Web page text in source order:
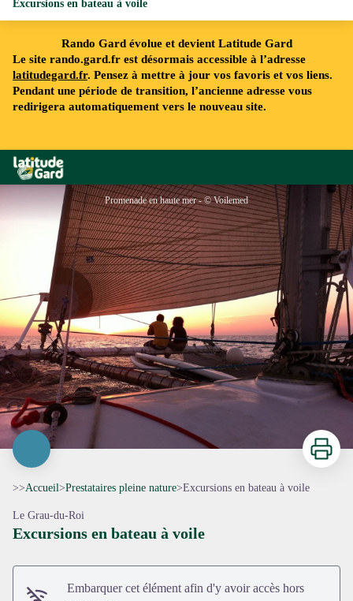
Rando Gard évolue et devient Latitude Gard
Le site rando.gard.fr est désormais accessible à l’adresse
latitudegard.fr. Pensez à mettre à jour vos favoris et vos liens.
Pendant une période de transition, l’ancienne adresse vous
redirigera automatiquement vers le nouveau site.
Rando Gard
Excursions en bateau à voile
Promenade en haute mer - © Voilemed
Voir l'image en plein écran
Imprimer
>>Accueil>Prestataires pleine nature>Excursions en bateau à voile
Le Grau-du-Roi
Excursions en bateau à voile
Embarquer cet élément afin d'y avoir accès hors